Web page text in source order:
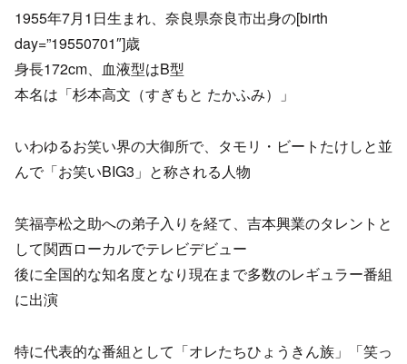
1955年7月1日生まれ、奈良県奈良市出身の[birth
day=”19550701″]歳
身長172cm、血液型はB型
本名は「杉本高文（すぎもと たかふみ）」
いわゆるお笑い界の大御所で、タモリ・ビートたけしと並
んで「お笑いBIG3」と称される人物
笑福亭松之助への弟子入りを経て、吉本興業のタレントと
して関西ローカルでテレビデビュー
後に全国的な知名度となり現在まで多数のレギュラー番組
に出演
特に代表的な番組として「オレたちひょうきん族」「笑っ